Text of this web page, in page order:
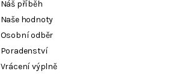
Náš příběh
Naše hodnoty
Osobní odběr
Poradenství
Vrácení výplně